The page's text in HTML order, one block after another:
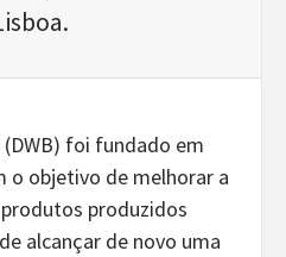
foi fundado em
o objetivo de melhorar a
produzidos
alcançar de novo uma